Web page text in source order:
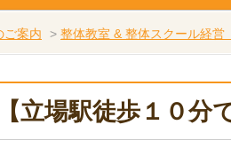
ご案内 > 整体教室 & 整体スクール経営
【立場駅徒歩１０分